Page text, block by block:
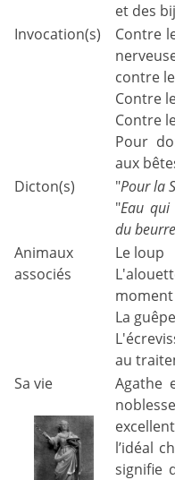
et des
Invocation(s)
Contre
contre
Contre
Contre
Pour
aux
Dicton(s)
"Pour la
"Eau
du
Animaux
associés
Le loup
La guêpe
au
Sa vie
Agathe
l’idéal
signifie